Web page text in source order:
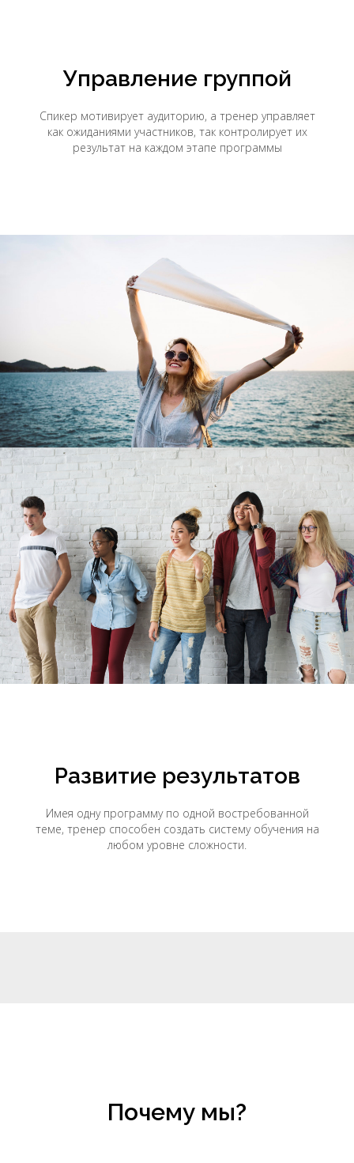
Управление группой
Спикер мотивирует аудиторию, а тренер управляет
как ожиданиями участников, так контролирует их
результат на каждом этапе программы
Развитие результатов
Имея одну программу по одной востребованной
теме, тренер способен создать систему обучения на
любом уровне сложности.
Почему мы?